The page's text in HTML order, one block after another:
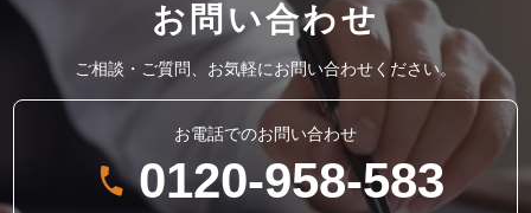
お問い合わせ
ご相談・ご質問、お気軽にお問い合わせください。
お電話でのお問い合わせ
0120-958-583